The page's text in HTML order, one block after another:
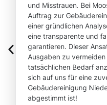
und Misstrauen. Bei
Auftrag zur
einer gründlichen
eine transparente und
garantieren. Dieser
Ausgaben zu
tatsächlichen Bedarf
sich auf uns für eine
Gebäudereinigung
abgestimmt ist!